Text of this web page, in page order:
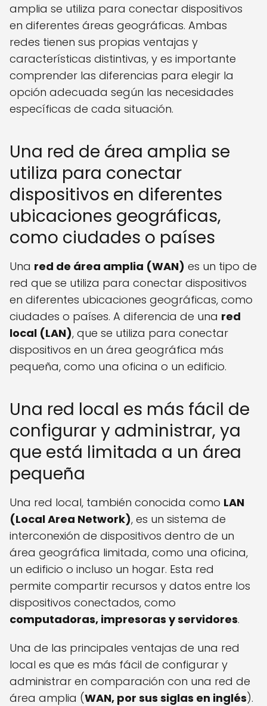
amplia se utiliza para conectar dispositivos
en diferentes áreas geográficas. Ambas
redes tienen sus propias ventajas y
características distintivas, y es importante
comprender las diferencias para elegir la
opción adecuada según las necesidades
específicas de cada situación.
Una red de área amplia se
utiliza para conectar
dispositivos en diferentes
ubicaciones geográficas,
como ciudades o países
Una red de área amplia (WAN) es un tipo de
red que se utiliza para conectar dispositivos
en diferentes ubicaciones geográficas, como
ciudades o países. A diferencia de una red
local (LAN), que se utiliza para conectar
dispositivos en un área geográfica más
pequeña, como una oficina o un edificio.
Una red local es más fácil de
configurar y administrar, ya
que está limitada a un área
pequeña
Una red local, también conocida como LAN
(Local Area Network), es un sistema de
interconexión de dispositivos dentro de un
área geográfica limitada, como una oficina,
un edificio o incluso un hogar. Esta red
permite compartir recursos y datos entre los
dispositivos conectados, como
computadoras, impresoras y servidores.
Una de las principales ventajas de una red
local es que es más fácil de configurar y
administrar en comparación con una red de
área amplia (WAN, por sus siglas en inglés).